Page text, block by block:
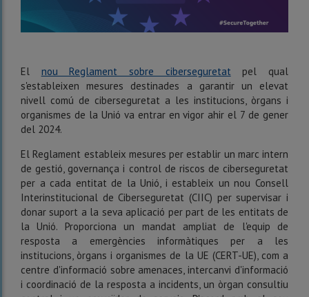
El nou Reglament sobre ciberseguretat pel qual
s'estableixen mesures destinades a garantir un elevat
nivell comú de ciberseguretat a les institucions, òrgans i
organismes de la Unió va entrar en vigor ahir el 7 de gener
del 2024.
El Reglament estableix mesures per establir un marc intern
de gestió, governança i control de riscos de ciberseguretat
per a cada entitat de la Unió, i estableix un nou Consell
Interinstitucional de Ciberseguretat (CIIC) per supervisar i
donar suport a la seva aplicació per part de les entitats de
la Unió. Proporciona un mandat ampliat de l'equip de
resposta a emergències informàtiques per a les
institucions, òrgans i organismes de la UE (CERT-UE), com a
centre d'informació sobre amenaces, intercanvi d'informació
i coordinació de la resposta a incidents, un òrgan consultiu